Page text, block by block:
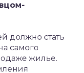
должно стать
самого
жилье.